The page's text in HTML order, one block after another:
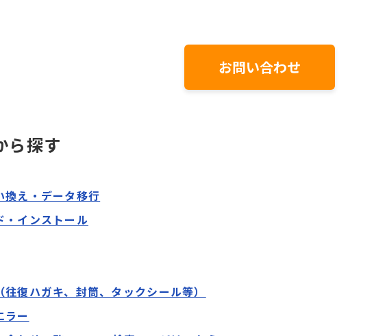
お問い合わせ
ら探す
え・データ移行
インストール
復ハガキ、封筒、タックシール等）
ー